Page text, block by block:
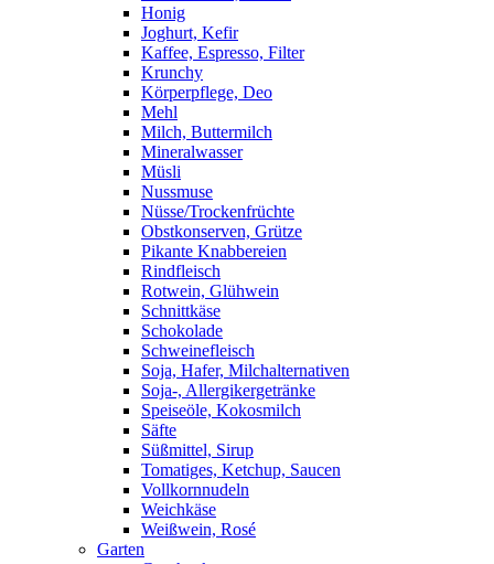
Honig
Joghurt, Kefir
Kaffee, Espresso, Filter
Krunchy
Körperpflege, Deo
Mehl
Milch, Buttermilch
Mineralwasser
Müsli
Nussmuse
Nüsse/Trockenfrüchte
Obstkonserven, Grütze
Pikante Knabbereien
Rindfleisch
Rotwein, Glühwein
Schnittkäse
Schokolade
Schweinefleisch
Soja, Hafer, Milchalternativen
Soja-, Allergikergetränke
Speiseöle, Kokosmilch
Säfte
Süßmittel, Sirup
Tomatiges, Ketchup, Saucen
Vollkornnudeln
Weichkäse
Weißwein, Rosé
Garten